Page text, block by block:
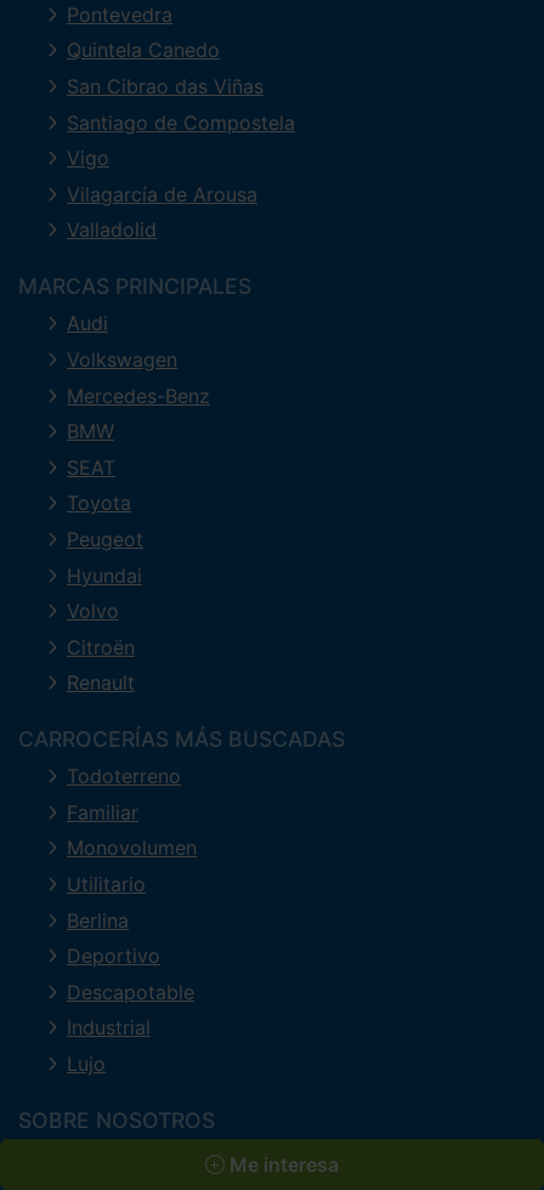
Me interesa
Pontevedra
Quintela Canedo
San Cibrao das Viñas
Santiago de Compostela
Vigo
Vilagarcía de Arousa
Valladolid
MARCAS PRINCIPALES
Audi
Volkswagen
Mercedes-Benz
BMW
SEAT
Toyota
Peugeot
Hyundai
Volvo
Citroën
Renault
CARROCERÍAS MÁS BUSCADAS
Todoterreno
Familiar
Monovolumen
Utilitario
Berlina
Deportivo
Descapotable
Industrial
Lujo
SOBRE NOSOTROS
Quienes somos